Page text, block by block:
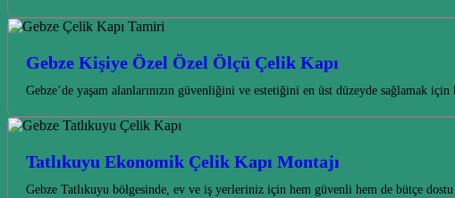
Gebze Kişiye Özel Özel Ölçü Çelik Kapı
Gebze’de yaşam alanlarınızın güvenliğini ve estetiğini en üst düzeyde sağlamak
Tatlıkuyu Ekonomik Çelik Kapı Montajı
Gebze Tatlıkuyu bölgesinde, ev ve iş yerleriniz için hem güvenli hem de bütçe